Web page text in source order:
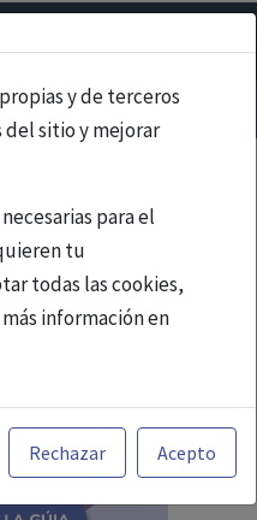
y de terceros
del sitio y mejorar
para el
tu
todas las cookies,
información en
la Página Web está
español y, por
sanitarios legalmente
medicamentos
Rechazar Acepto